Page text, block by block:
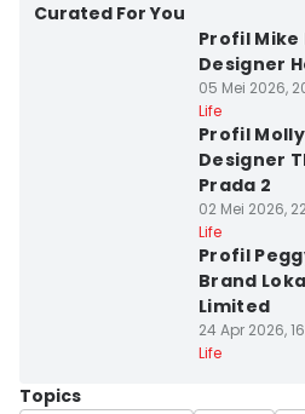
Curated For You
Profil
Designer
05 Mei 2026,
Life
Profil
Designer
Prada 2
02 Mei 2026,
Life
Profil
Brand
Limited
24 Apr 2026,
Life
Topics